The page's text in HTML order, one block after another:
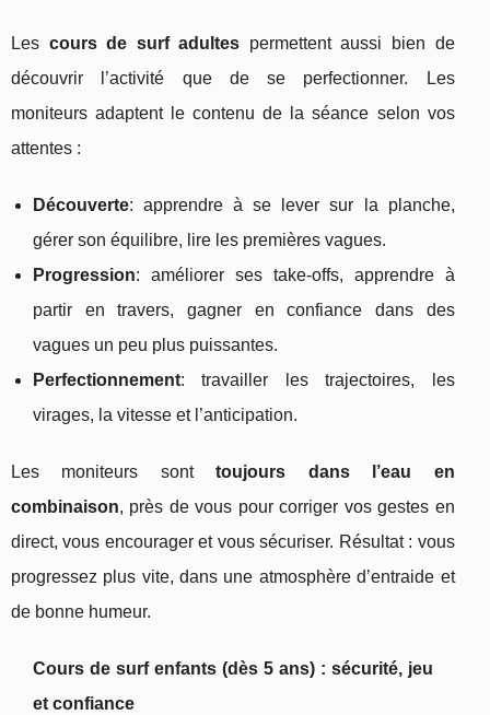
Les cours de surf adultes permettent aussi bien de
découvrir l’activité que de se perfectionner. Les
moniteurs adaptent le contenu de la séance selon vos
attentes :
Découverte: apprendre à se lever sur la planche,
gérer son équilibre, lire les premières vagues.
Progression: améliorer ses take‑offs, apprendre à
partir en travers, gagner en confiance dans des
vagues un peu plus puissantes.
Perfectionnement: travailler les trajectoires, les
virages, la vitesse et l’anticipation.
Les moniteurs sonttoujours dans l’eau en
combinaison, près de vous pour corriger vos gestes en
direct, vous encourager et vous sécuriser. Résultat : vous
progressez plus vite, dans une atmosphère d’entraide et
de bonne humeur.
Cours de surf enfants (dès 5 ans) : sécurité, jeu
et confiance